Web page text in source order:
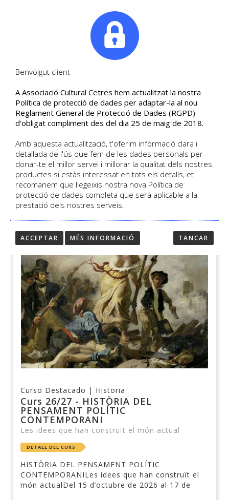
El plaer d'aprendre
Descobreix tots els cursos de Cultural
Cetres
HOME / CURSOS
Cursos actius destacats
Curso Destacado | Historia
Curs 26/27 - HISTÒRIA DEL
PENSAMENT POLÍTIC
CONTEMPORANI
Les idees que han construït el món actual
DETALL DEL CURS
HISTÒRIA DEL PENSAMENT POLÍTIC
CONTEMPORANILes idees que han construït el
món actualDel 15 d’octubre de 2026 al 17 de
Benvolgut client
A Associació Cultural Cetres hem actualitzat la nostra
Política de protecció de dades per adaptar-la al nou
Reglament General de Protecció de Dades (RGPD)
d'obligat compliment des del dia 25 de maig de 2018.
Amb aquesta actualització, t'oferim informació clara i
detallada de l'ús que fem de les dades personals per
donar-te el millor servei i millorar la qualitat dels nostres
productes.si estàs interessat en tots els detalls, et
recomanem que llegeixis nostra nova Política de
protecció de dades completa que serà aplicable a la
prestació dels nostres serveis.
ACCEPTAR MÉS INFORMACIÓ TANCAR